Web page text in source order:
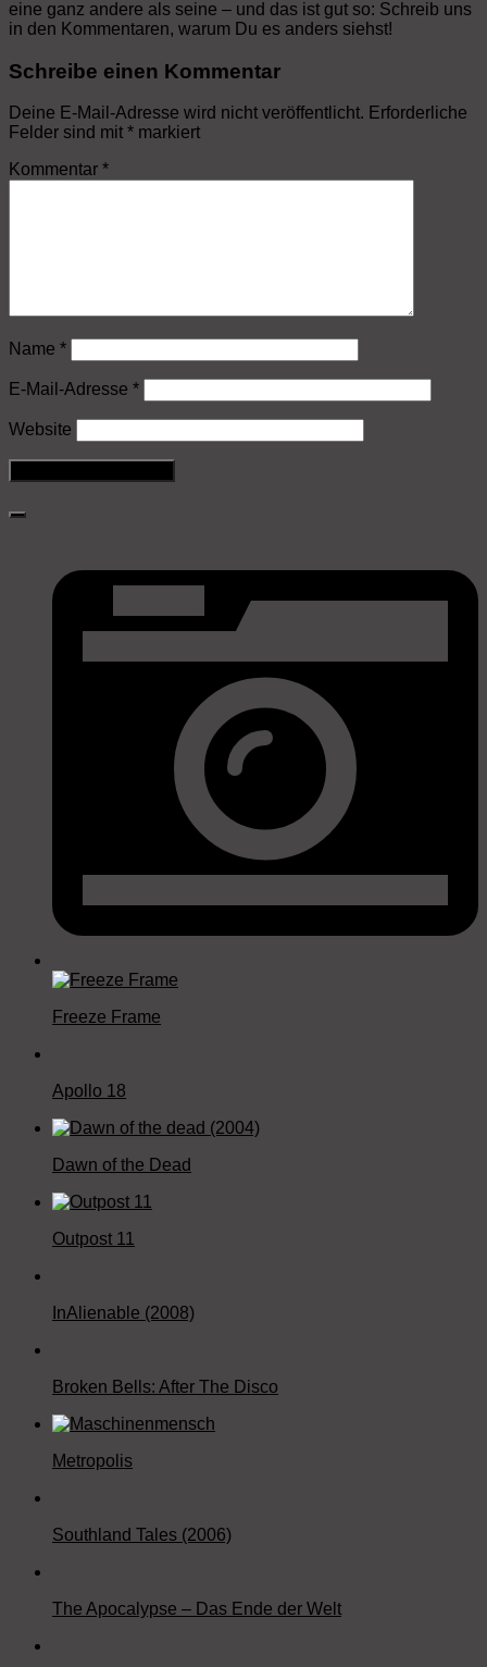
eine ganz andere als seine – und das ist gut so: Schreib uns
in den Kommentaren, warum Du es anders siehst!
Schreibe einen Kommentar
Deine E-Mail-Adresse wird nicht veröffentlicht. Erforderliche
Felder sind mit * markiert
Kommentar *
Name *
E-Mail-Adresse *
Website
Freeze Frame
Apollo 18
Dawn of the Dead
Outpost 11
InAlienable (2008)
Broken Bells: After The Disco
Metropolis
Southland Tales (2006)
The Apocalypse – Das Ende der Welt